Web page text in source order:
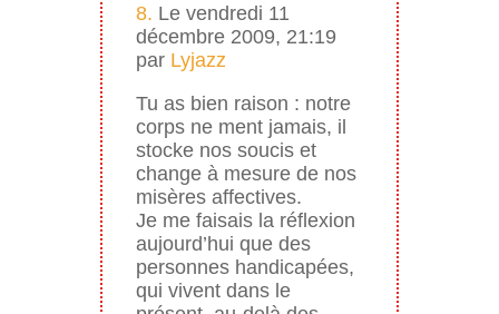
8. Le vendredi 11
décembre 2009, 21:19
par Lyjazz
Tu as bien raison : notre
corps ne ment jamais, il
stocke nos soucis et
change à mesure de nos
misères affectives.
Je me faisais la réflexion
aujourd’hui que des
personnes handicapées,
qui vivent dans le